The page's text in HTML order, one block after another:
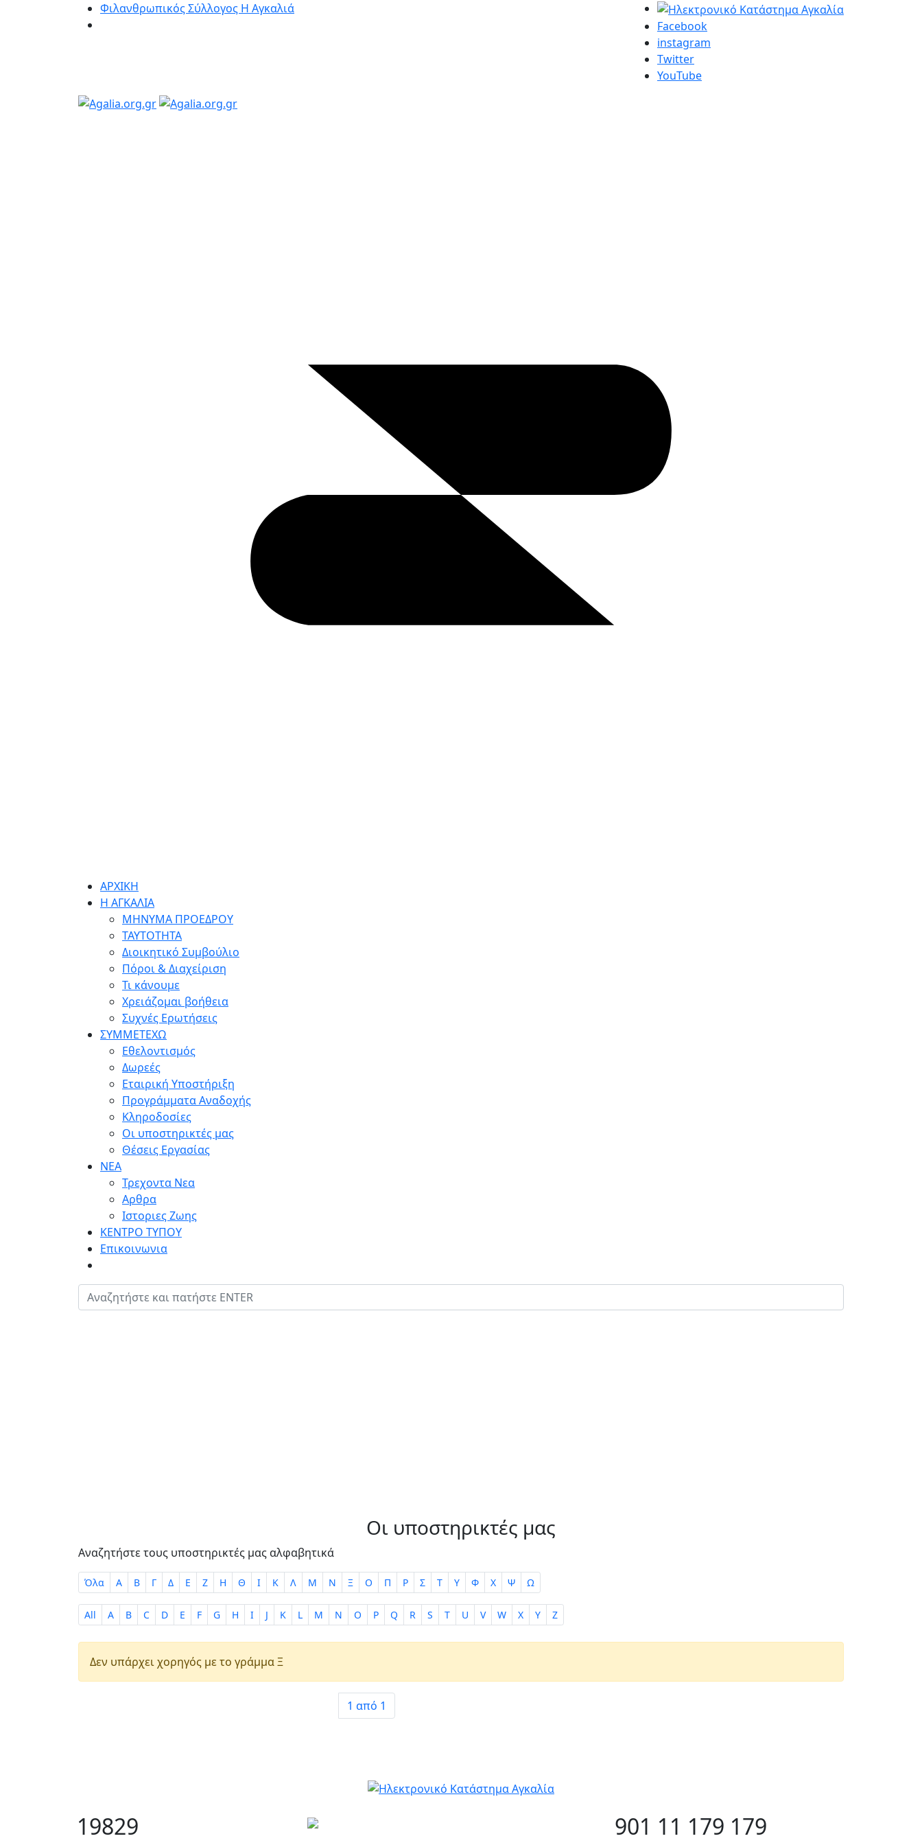
Φιλανθρωπικός Σύλλογος Η Αγκαλιά
Facebook
instagram
Twitter
YouTube
ΑΡΧΙΚΗ
Η ΑΓΚΑΛΙΑ
ΜΗΝΥΜΑ ΠΡΟΕΔΡΟΥ
ΤΑΥΤΟΤΗΤΑ
Διοικητικό Συμβούλιο
Πόροι & Διαχείριση
Τι κάνουμε
Χρειάζομαι βοήθεια
Συχνές Ερωτήσεις
ΣΥΜΜΕΤΕΧΩ
Eθελοντισμός
Δωρεές
Εταιρική Υποστήριξη
Προγράμματα Αναδοχής
Κληροδοσίες
Οι υποστηρικτές μας
Θέσεις Εργασίας
ΝΕΑ
Τρεχοντα Νεα
Αρθρα
Ιστοριες Ζωης
ΚΕΝΤΡΟ ΤΥΠΟΥ
Επικοινωνια
Οι υποστηρικτές μας
Αναζητήστε τους υποστηρικτές μας αλφαβητικά
Όλα Α Β Γ Δ Ε Ζ Η Θ Ι Κ Λ Μ Ν Ξ Ο Π Ρ Σ Τ Υ Φ Χ Ψ Ω
All A B C D E F G H I J K L M N O P Q R S T U V W X Y Z
Δεν υπάρχει χορηγός με το γράμμα Ξ
1 από 1
19829 901 11 179 179